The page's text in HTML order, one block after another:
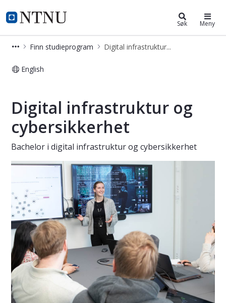
NTNU Hjemmeside
Digital infrastruktur og Søk Meny
Finn studieprogram Digital infrastruktur og cybersikkerhet - bachelor
English
Digital infrastruktur og
cybersikkerhet
Bachelor i digital infrastruktur og cybersikkerhet